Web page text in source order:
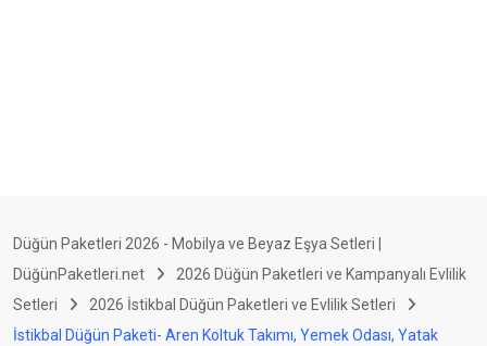
Düğün Paketleri 2026 - Mobilya ve Beyaz Eşya Setleri |
DüğünPaketleri.net
2026 Düğün Paketleri ve Kampanyalı Evlilik
Setleri
2026 İstikbal Düğün Paketleri ve Evlilik Setleri
İstikbal Düğün Paketi- Aren Koltuk Takımı, Yemek Odası, Yatak